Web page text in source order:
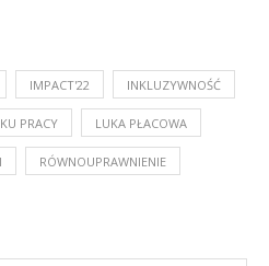
IMPACT'22 INKLUZYWNOŚĆ
PRACY LUKA PŁACOWA
RÓWNOUPRAWNIENIE